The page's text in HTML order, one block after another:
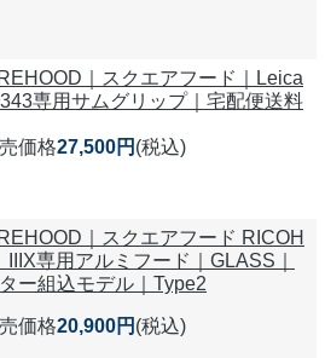
｜スクエアフード｜Leica
専用サムグリップ｜宅配便送料
価格27,500円 (税込)
｜スクエアフード RICOH
IIIX専用アルミフード｜GLASS｜
ー組込モデル｜Type2
価格20,900円 (税込)